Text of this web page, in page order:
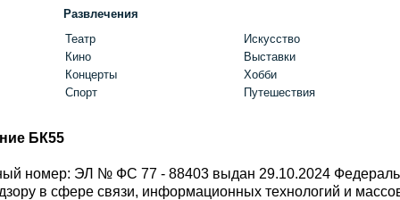
Развлечения
Театр
Кино
Концерты
Спорт
Искусство
Выставки
Хобби
Путешествия
БК55
номер: ЭЛ № ФС 77 - 88403 выдан 29.10.2024
в сфере связи, информационных технологий и